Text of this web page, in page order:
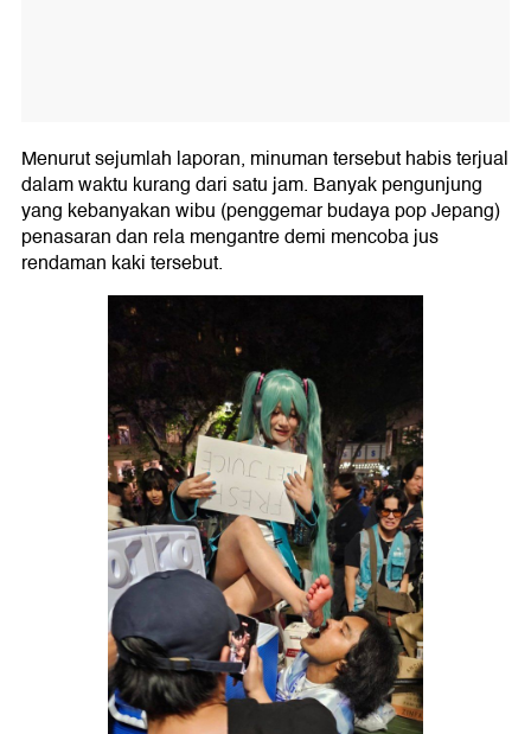
Menurut sejumlah laporan, minuman tersebut habis terjual
dalam waktu kurang dari satu jam. Banyak pengunjung
yang kebanyakan wibu (penggemar budaya pop Jepang)
penasaran dan rela mengantre demi mencoba jus
rendaman kaki tersebut.